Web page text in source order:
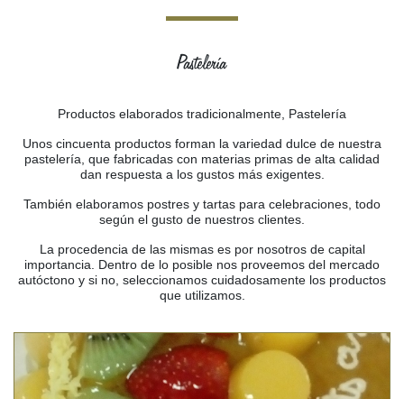
Pastelería
Productos elaborados tradicionalmente, Pastelería
Unos cincuenta productos forman la variedad dulce de nuestra
pastelería, que fabricadas con materias primas de alta calidad
dan respuesta a los gustos más exigentes.
También elaboramos postres y tartas para celebraciones, todo
según el gusto de nuestros clientes.
La procedencia de las mismas es por nosotros de capital
importancia. Dentro de lo posible nos proveemos del mercado
autóctono y si no, seleccionamos cuidadosamente los productos
que utilizamos.